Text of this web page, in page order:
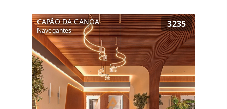
CAPÃO DA CANOA
Navegantes
3235